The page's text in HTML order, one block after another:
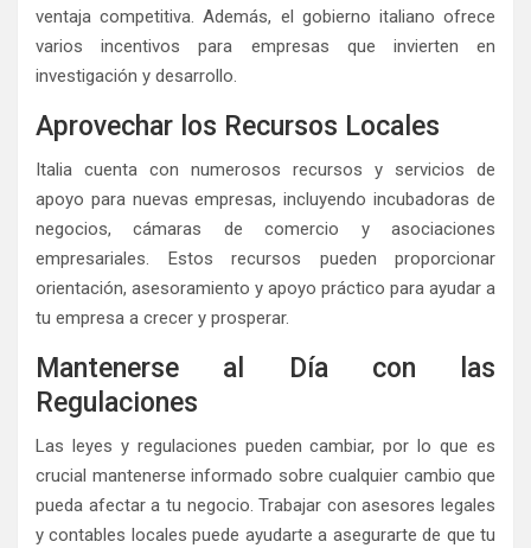
ventaja competitiva. Además, el gobierno italiano ofrece
varios incentivos para empresas que invierten en
investigación y desarrollo.
Aprovechar los Recursos Locales
Italia cuenta con numerosos recursos y servicios de
apoyo para nuevas empresas, incluyendo incubadoras de
negocios, cámaras de comercio y asociaciones
empresariales. Estos recursos pueden proporcionar
orientación, asesoramiento y apoyo práctico para ayudar a
tu empresa a crecer y prosperar.
Mantenerse al Día con las
Regulaciones
Las leyes y regulaciones pueden cambiar, por lo que es
crucial mantenerse informado sobre cualquier cambio que
pueda afectar a tu negocio. Trabajar con asesores legales
y contables locales puede ayudarte a asegurarte de que tu